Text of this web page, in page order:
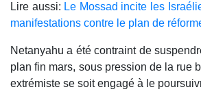
Lire aussi: Le Mossad incite les
manifestations contre le plan de
Netanyahu a été contraint de
plan fin mars, sous pression de la rue
extrémiste se soit engagé à le